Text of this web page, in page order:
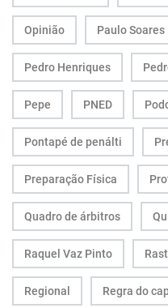
Opinião Paulo Soares
Pedro Henriques
Pepe PNED
Pontapé de penálti
Preparação Física
Quadro de árbitros
Raquel Vaz Pinto
Regional Regra do